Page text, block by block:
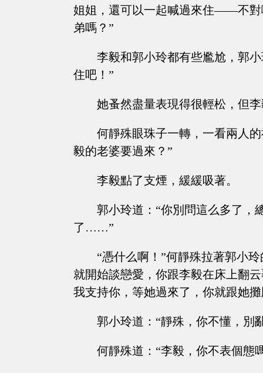
姐姐，還可以一起喊過來住——不對
弟嗎？”
李毅和郭小玲都有些尷尬，郭
住吧！”
她蚤然盡量表現得很輕松，但
何靜殊眼珠子一轉，一看兩人
毅的老婆要過來？”
李毅點了支煙，緩緩吸著。
郭小玲道：“你別問這么多了，
了……”
“憑什么啊！”何靜殊拉著郭小
就開始談戀愛，你跟李毅在床上翻
我支持你，等她過來了，你就跟她
郭小玲道：“靜殊，你不懂，別
何靜殊道：“李毅，你不表個態